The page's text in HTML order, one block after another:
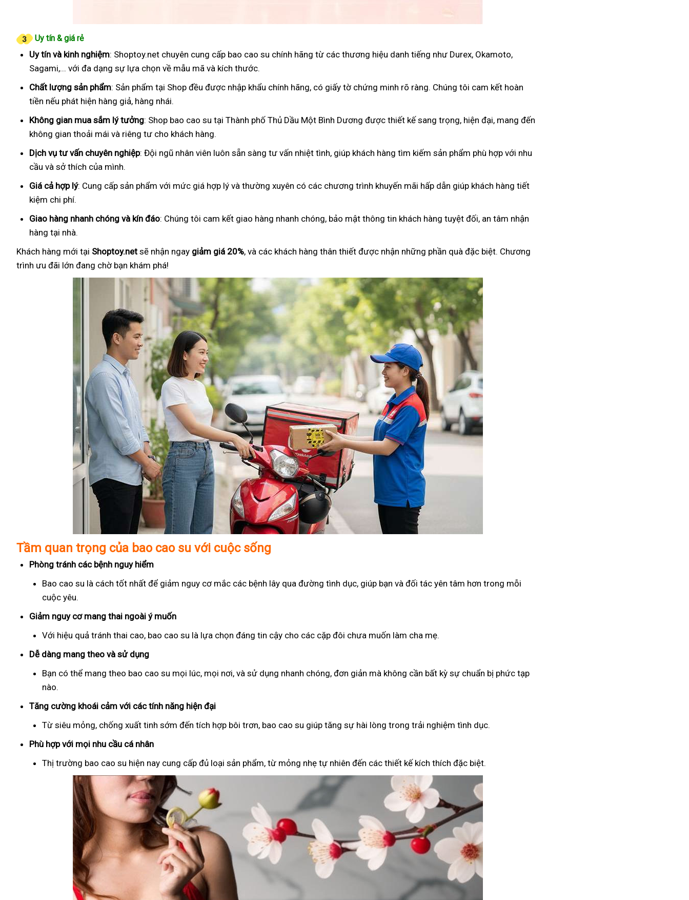
Uy tín & giá rẻ
Uy tín và kinh nghiệm: Shoptoy.net chuyên cung cấp bao cao su chính hãng từ các thương hiệu danh tiếng như Durex, Okamoto,
Sagami,... với đa dạng sự lựa chọn về mẫu mã và kích thước.
Chất lượng sản phẩm: Sản phẩm tại Shop đều được nhập khẩu chính hãng, có giấy tờ chứng minh rõ ràng. Chúng tôi cam kết hoàn
tiền nếu phát hiện hàng giả, hàng nhái.
Không gian mua sắm lý tưởng: Shop bao cao su tại Thành phố Thủ Dầu Một Bình Dương được thiết kế sang trọng, hiện đại, mang đến
không gian thoải mái và riêng tư cho khách hàng.
Dịch vụ tư vấn chuyên nghiệp: Đội ngũ nhân viên luôn sẵn sàng tư vấn nhiệt tình, giúp khách hàng tìm kiếm sản phẩm phù hợp với nhu
cầu và sở thích của mình.
Giá cả hợp lý: Cung cấp sản phẩm với mức giá hợp lý và thường xuyên có các chương trình khuyến mãi hấp dẫn giúp khách hàng tiết
kiệm chi phí.
Giao hàng nhanh chóng và kín đáo: Chúng tôi cam kết giao hàng nhanh chóng, bảo mật thông tin khách hàng tuyệt đối, an tâm nhận
hàng tại nhà.
Khách hàng mới tại Shoptoy.net sẽ nhận ngay giảm giá 20%, và các khách hàng thân thiết được nhận những phần quà đặc biệt. Chương
trình ưu đãi lớn đang chờ bạn khám phá!
Tầm quan trọng của bao cao su với cuộc sống
Phòng tránh các bệnh nguy hiểm
Bao cao su là cách tốt nhất để giảm nguy cơ mắc các bệnh lây qua đường tình dục, giúp bạn và đối tác yên tâm hơn trong mỗi
cuộc yêu.
Giảm nguy cơ mang thai ngoài ý muốn
Với hiệu quả tránh thai cao, bao cao su là lựa chọn đáng tin cậy cho các cặp đôi chưa muốn làm cha mẹ.
Dễ dàng mang theo và sử dụng
Bạn có thể mang theo bao cao su mọi lúc, mọi nơi, và sử dụng nhanh chóng, đơn giản mà không cần bất kỳ sự chuẩn bị phức tạp
nào.
Tăng cường khoái cảm với các tính năng hiện đại
Từ siêu mỏng, chống xuất tinh sớm đến tích hợp bôi trơn, bao cao su giúp tăng sự hài lòng trong trải nghiệm tình dục.
Phù hợp với mọi nhu cầu cá nhân
Thị trường bao cao su hiện nay cung cấp đủ loại sản phẩm, từ mỏng nhẹ tự nhiên đến các thiết kế kích thích đặc biệt.